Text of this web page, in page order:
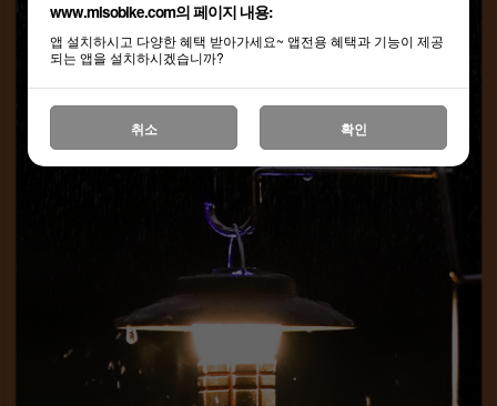
www.misobike.com의 페이지 내용:
앱 설치하시고 다양한 혜택 받아가세요~ 앱전용 혜택과 기능이 제공
되는 앱을 설치하시겠습니까?
취소 확인